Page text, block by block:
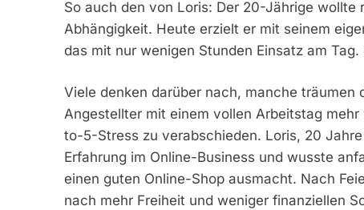
So auch den von Loris: Der 20-Jährige
Abhängigkeit. Heute erzielt er mit seinem
das mit nur wenigen Stunden Einsatz am
Viele denken darüber nach, manche
Angestellter mit einem vollen Arbeitstag
to-5-Stress zu verabschieden. Loris, 20
Erfahrung im Online-Business und wusste
einen guten Online-Shop ausmacht. Nach
nach mehr Freiheit und weniger finanziellen